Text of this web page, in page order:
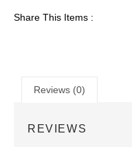
Share This Items :
Reviews (0)
REVIEWS